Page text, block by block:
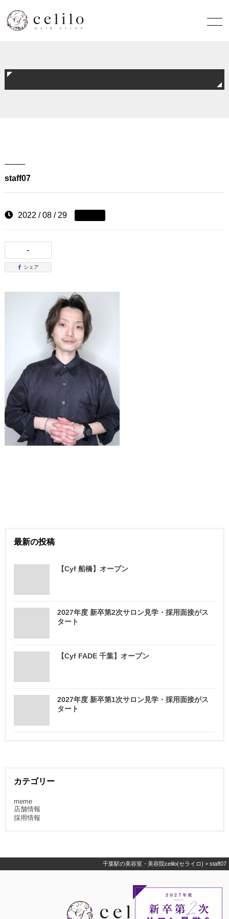
staff07
2022 / 08 / 29
-
シェア
最新の投稿
【Cyf 船橋】オープン
2027年度 新卒第2次サロン見学・採用面接がス
タート
【Cyf FADE 千葉】オープン
2027年度 新卒第1次サロン見学・採用面接がス
タート
カテゴリー
meme
店舗情報
採用情報
千葉駅の美容室・美容院celilo(セライロ) > staff07